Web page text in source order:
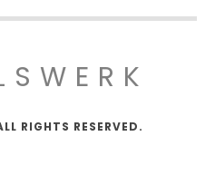
RIGHTS RESERVED.